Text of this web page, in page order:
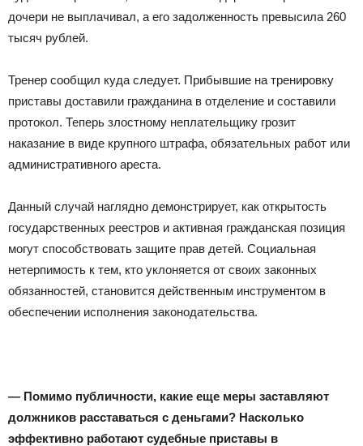
дочери не выплачивал, а его задолженность превысила 260
тысяч рублей.
Тренер сообщил куда следует. Прибывшие на тренировку
приставы доставили гражданина в отделение и составили
протокол. Теперь злостному неплательщику грозит
наказание в виде крупного штрафа, обязательных работ или
административного ареста.
Данный случай наглядно демонстрирует, как открытость
государственных реестров и активная гражданская позиция
могут способствовать защите прав детей. Социальная
нетерпимость к тем, кто уклоняется от своих законных
обязанностей, становится действенным инструментом в
обеспечении исполнения законодательства.
— Помимо публичности, какие еще меры заставляют
должников расставаться с деньгами? Насколько
эффективно работают судебные приставы в